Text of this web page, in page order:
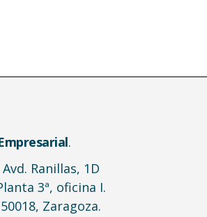
.
Avd. Ranillas, 1D
3ª, oficina I.
50018, Zaragoza.